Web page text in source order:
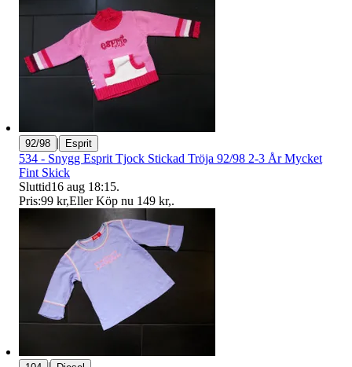
92/98 | Esprit
534 - Snygg Esprit Tjock Stickad Tröja 92/98 2-3 År Mycket
Fint Skick
Sluttid16 aug 18:15.
Pris:99 kr,Eller Köp nu 149 kr,.